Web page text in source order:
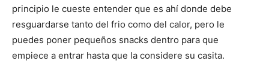
principio le cueste entender que es ahí donde debe
resguardarse tanto del frio como del calor, pero le
puedes poner pequeños snacks dentro para que
empiece a entrar hasta que la considere su casita.